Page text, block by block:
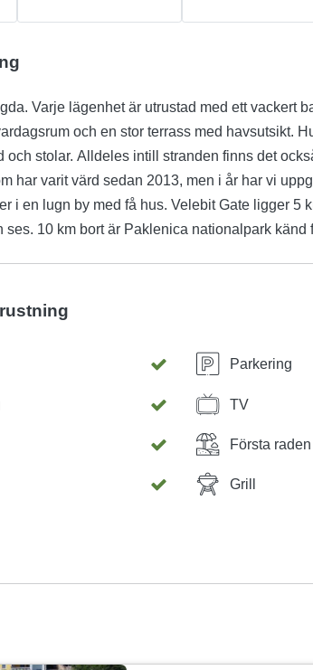
Varje lägenhet är utrustad med ett vackert
och en stor terrass med havsutsikt.
och stolar. Alldeles intill stranden finns det
har varit värd sedan 2013, men i år har vi
i en lugn by med få hus. Velebit Gate ligger 5
ses. 10 km bort är Paklenica nationalpark känd
Parkering
TV
Första
Grill